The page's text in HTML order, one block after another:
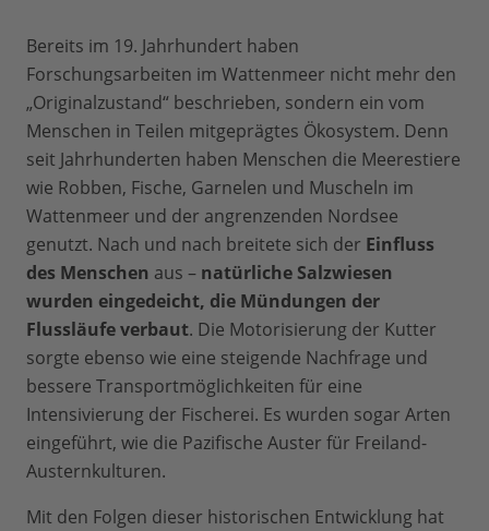
Bereits im 19. Jahrhundert haben
Forschungsarbeiten im Wattenmeer nicht mehr den
„Originalzustand“ beschrieben, sondern ein vom
Menschen in Teilen mitgeprägtes Ökosystem. Denn
seit Jahrhunderten haben Menschen die Meerestiere
wie Robben, Fische, Garnelen und Muscheln im
Wattenmeer und der angrenzenden Nordsee
genutzt. Nach und nach breitete sich der Einfluss
des Menschen aus – natürliche Salzwiesen
wurden eingedeicht, die Mündungen der
Flussläufe verbaut. Die Motorisierung der Kutter
sorgte ebenso wie eine steigende Nachfrage und
bessere Transportmöglichkeiten für eine
Intensivierung der Fischerei. Es wurden sogar Arten
eingeführt, wie die Pazifische Auster für Freiland-
Austernkulturen.
Mit den Folgen dieser historischen Entwicklung hat